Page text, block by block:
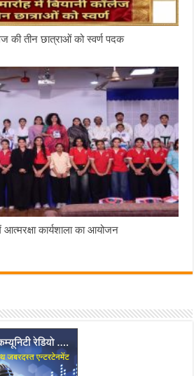
की तीन छात्राओं को स्वर्ण पदक
कार्यशाला का आयोजन